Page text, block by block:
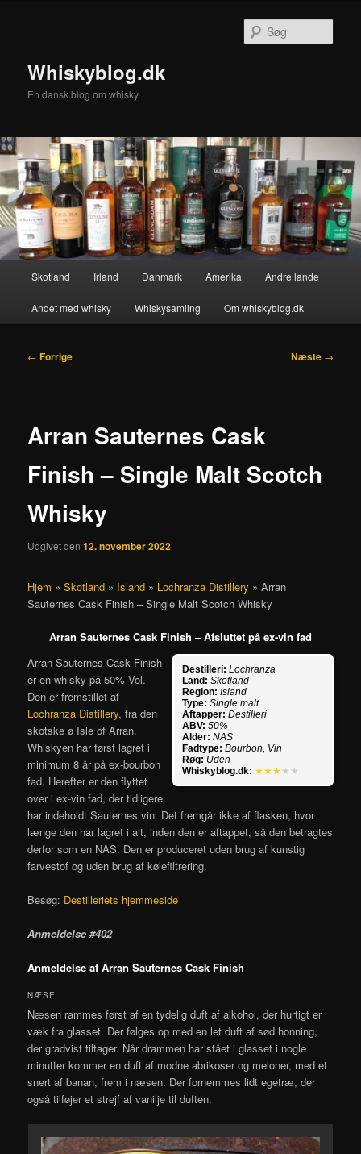
Whiskyblog.dk
En dansk blog om whisky
Skotland Irland Danmark Amerika Andre lande
Andet med whisky Whiskysamling Om whiskyblog.dk
Indlægsnavigation
← Forrige Næste →
Arran Sauternes Cask
Finish – Single Malt Scotch
Whisky
Udgivet den12. november 2022
Hjem »Skotland » Island » Lochranza Distillery »Arran
Sauternes Cask Finish – Single Malt Scotch Whisky
Arran Sauternes Cask Finish – Afsluttet på ex-vin fad
Destilleri: Lochranza
Land: Skotland
Region: Island
Type: Single malt
Aftapper: Destilleri
ABV: 50%
Alder: NAS
Fadtype: Bourbon, Vin
Røg: Uden
Whiskyblog.dk: ★★★ ★★
Arran Sauternes Cask Finish
er en whisky på 50% Vol.
Den er fremstillet af
Lochranza Distillery, fra den
skotske ø Isle of Arran.
Whiskyen har først lagret i
minimum 8 år på ex-bourbon
fad. Herefter er den flyttet
over i ex-vin fad, der tidligere
har indeholdt Sauternes vin. Det fremgår ikke af flasken, hvor
længe den har lagret i alt, inden den er aftappet, så den betragtes
derfor som en NAS. Den er produceret uden brug af kunstig
farvestof og uden brug af kølefiltrering.
Besøg: Destilleriets hjemmeside
Anmeldelse #402
Anmeldelse af Arran Sauternes Cask Finish
NÆSE:
Næsen rammes først af en tydelig duft af alkohol, der hurtigt er
væk fra glasset. Der følges op med en let duft af sød honning,
der gradvist tiltager. Når drammen har stået i glasset i nogle
minutter kommer en duft af modne abrikoser og meloner, med et
snert af banan, frem i næsen. Der fornemmes lidt egetræ, der
også tilføjer et strejf af vanilje til duften.